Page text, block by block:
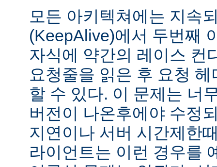
모든 아키텍쳐에는 지속
(KeepAlive)에서 두번째
자식에 약간의 레이스 컨
요청줄을 읽은 후 요청
할 수 있다. 이 문제는 너
버전이 나온후에야 수정
지연이나 서버 시간제한
라이언트는 이런 경우를